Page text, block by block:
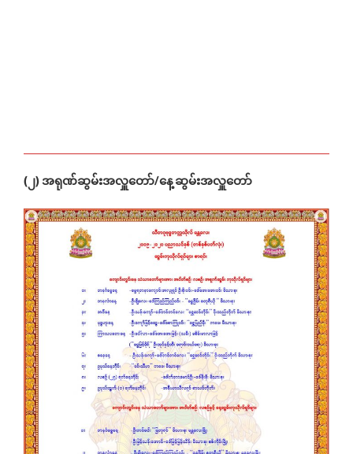
(၂) အရုဏ်ဆွမ်းအလှူတော်/နေ့ဆွမ်းအလှူတော်